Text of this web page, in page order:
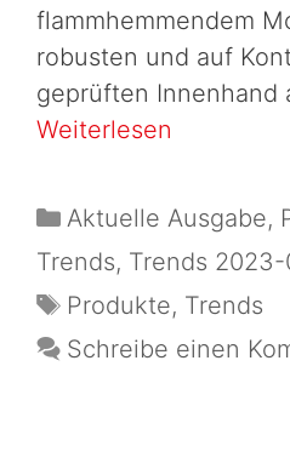
flammhemmendem
robusten und auf
geprüften Innenhand
Weiterlesen
Aktuelle Ausgabe,
Trends, Trends
Produkte, Trends
Schreibe einen